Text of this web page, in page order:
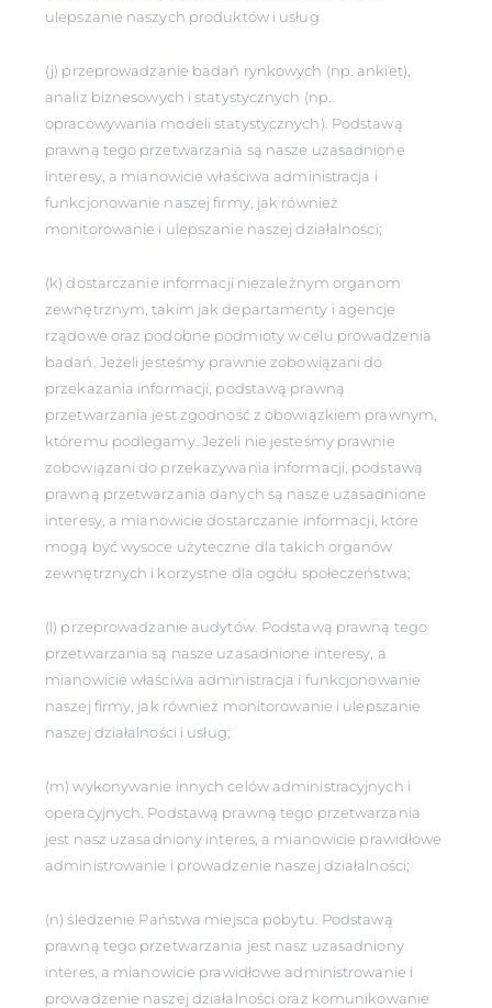
ulepszanie naszych produktów i usług
(j) przeprowadzanie badań rynkowych (np. ankiet),
analiz biznesowych i statystycznych (np.
opracowywania modeli statystycznych). Podstawą
prawną tego przetwarzania są nasze uzasadnione
interesy, a mianowicie właściwa administracja i
funkcjonowanie naszej firmy, jak również
monitorowanie i ulepszanie naszej działalności;
(k) dostarczanie informacji niezależnym organom
zewnętrznym, takim jak departamenty i agencje
rządowe oraz podobne podmioty w celu prowadzenia
badań. Jeżeli jesteśmy prawnie zobowiązani do
przekazania informacji, podstawą prawną
przetwarzania jest zgodność z obowiązkiem prawnym,
któremu podlegamy. Jeżeli nie jesteśmy prawnie
zobowiązani do przekazywania informacji, podstawą
prawną przetwarzania danych są nasze uzasadnione
interesy, a mianowicie dostarczanie informacji, które
mogą być wysoce użyteczne dla takich organów
zewnętrznych i korzystne dla ogółu społeczeństwa;
(l) przeprowadzanie audytów. Podstawą prawną tego
przetwarzania są nasze uzasadnione interesy, a
mianowicie właściwa administracja i funkcjonowanie
naszej firmy, jak również monitorowanie i ulepszanie
naszej działalności i usług;
(m) wykonywanie innych celów administracyjnych i
operacyjnych. Podstawą prawną tego przetwarzania
jest nasz uzasadniony interes, a mianowicie prawidłowe
administrowanie i prowadzenie naszej działalności;
(n) śledzenie Państwa miejsca pobytu. Podstawą
prawną tego przetwarzania jest nasz uzasadniony
interes, a mianowicie prawidłowe administrowanie i
prowadzenie naszej działalności oraz komunikowanie